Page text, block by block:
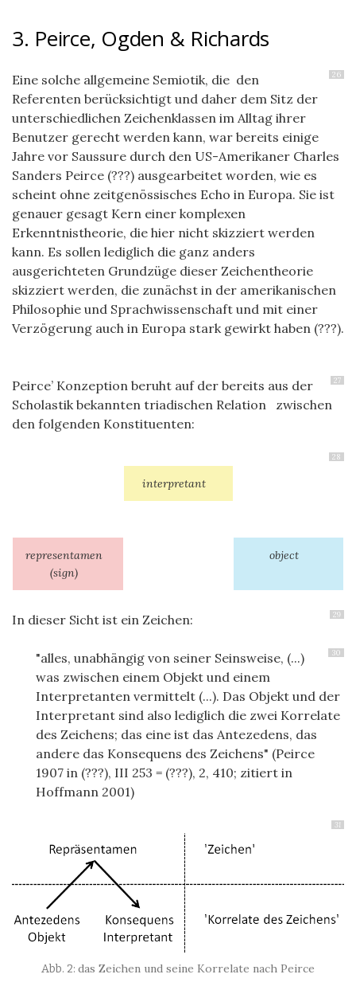
3. Peirce, Ogden & Richards
26
Eine solche allgemeine Semiotik, die den
Referenten berücksichtigt und daher dem Sitz der
unterschiedlichen Zeichenklassen im Alltag ihrer
Benutzer gerecht werden kann, war bereits einige
Jahre vor Saussure durch den US-Amerikaner Charles
Sanders Peirce (???) ausgearbeitet worden, wie es
scheint ohne zeitgenössisches Echo in Europa. Sie ist
genauer gesagt Kern einer komplexen
Erkenntnistheorie, die hier nicht skizziert werden
kann. Es sollen lediglich die ganz anders
ausgerichteten Grundzüge dieser Zeichentheorie
skizziert werden, die zunächst in der amerikanischen
Philosophie und Sprachwissenschaft und mit einer
Verzögerung auch in Europa stark gewirkt haben (???).
27
Peirce’ Konzeption beruht auf der bereits aus der
Scholastik bekannten triadischen Relation zwischen
den folgenden Konstituenten:
28
interpretant
representamen
(sign)
object
29
In dieser Sicht ist ein Zeichen:
30
"alles, unabhängig von seiner Seinsweise, (...)
was zwischen einem Objekt und einem
Interpretanten vermittelt (...). Das Objekt und der
Interpretant sind also lediglich die zwei Korrelate
des Zeichens; das eine ist das Antezedens, das
andere das Konsequens des Zeichens" (Peirce
1907 in (???), III 253 = (???), 2, 410; zitiert in
Hoffmann 2001)
31
das Zeichen und seine Korrelate nach Peirce